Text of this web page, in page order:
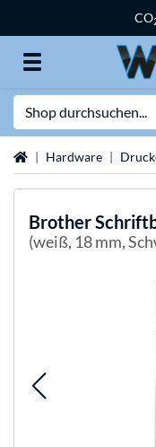
CO
StartseiteHardware
Brother
(weiß, 18 mm,